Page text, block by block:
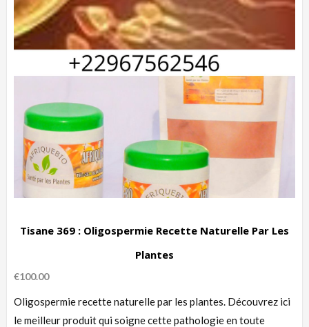
Tisane 369 : Oligospermie Recette Naturelle Par Les
Plantes
€100.00
Oligospermie recette naturelle par les plantes. Découvrez ici
le meilleur produit qui soigne cette pathologie en toute